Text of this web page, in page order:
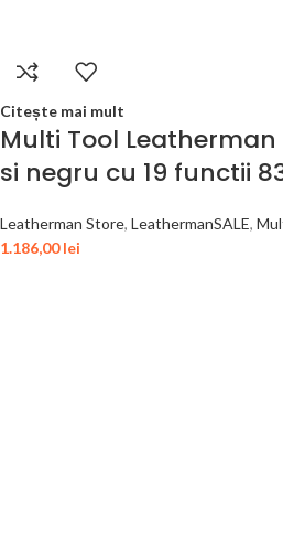
Citește mai mult
Multi Tool Leatherman
si negru cu 19 functii
Leatherman Store, LeathermanSALE,
1.186,00lei